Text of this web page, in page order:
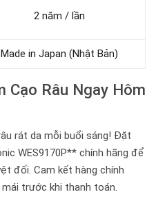
2 năm / lần
Made in Japan (Nhật Bản)
Cạo Râu Ngay Hôm
rát da mỗi buổi sáng! Đặt
WES9170P** chính hãng để
đối. Cam kết hàng chính
trước khi thanh toán.